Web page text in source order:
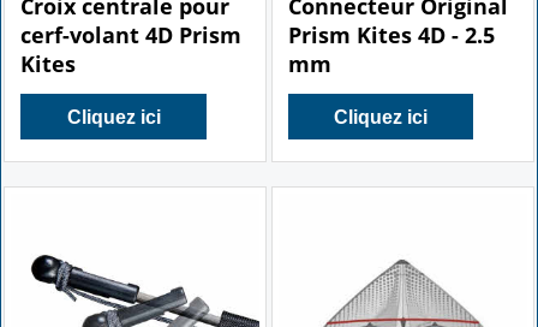
Croix centrale pour
cerf-volant 4D Prism
Kites
Cliquez ici
Connecteur Original
Prism Kites 4D - 2.5
mm
Cliquez ici